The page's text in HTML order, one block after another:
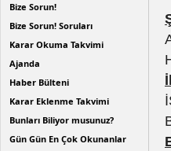
Bize Sorun!
Bize Sorun! Soruları
Karar Okuma Takvimi
Ajanda
Haber Bülteni
Karar Eklenme Takvimi
Bunları Biliyor musunuz?
Gün Gün En Çok Okunanlar